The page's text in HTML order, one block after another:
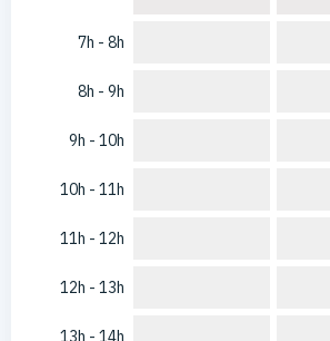
7h - 8h
8h - 9h
9h - 10h
10h - 11h
11h - 12h
12h - 13h
13h - 14h